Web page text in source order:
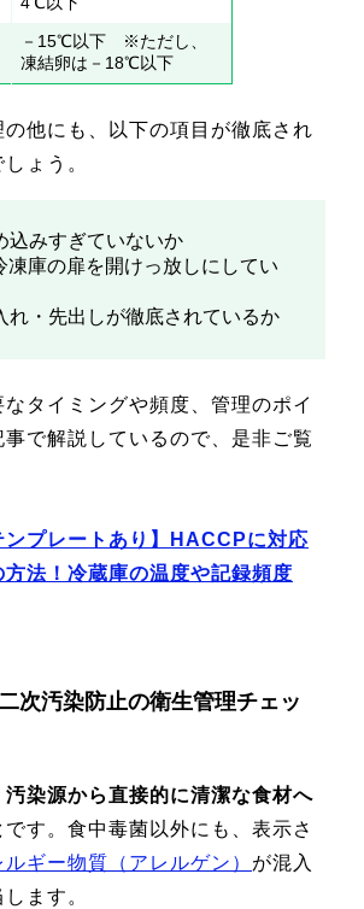
－15℃以下 ※ただし、
凍結卵は－18℃以下
の他にも、以下の項目が徹底され
ょう。
込みすぎていないか
凍庫の扉を開けっ放しにしてい
れ・先出しが徹底されているか
タイミングや頻度、管理のポイ
事で解説しているので、是非ご覧
ンプレートあり】HACCPに対応
方法！冷蔵庫の温度や記録頻度
次汚染防止の衛生管理チェッ
汚染源から直接的に清潔な食材へ
です。食中毒菌以外にも、表示さ
ルギー物質（アレルゲン） が混入
ます。